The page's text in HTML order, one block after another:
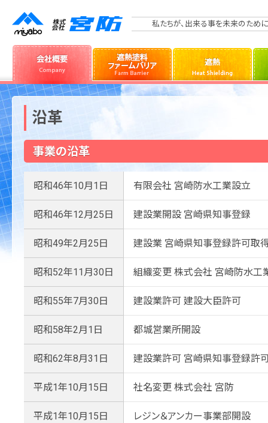
私たちが、出来る事を未来のために
沿革
事業の沿革
昭和46年10月1日 有限会社 宮崎防水工業設立
昭和46年12月25日 建設業開設 宮崎県知事登録
昭和49年2月25日 建設業 宮崎県知事登録許可取
昭和52年11月30日 組織変更 株式会社 宮崎防水工
昭和55年7月30日 建設業許可 建設大臣許可
昭和58年2月1日 都城営業所開設
昭和62年8月31日 建設業許可 宮崎県知事登録許
平成1年10月15日 社名変更 株式会社 宮防
平成1年10月15日 レジン＆アンカー事業部開設